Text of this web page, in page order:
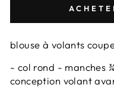
blouse à volants
- col rond - manches
conception volant